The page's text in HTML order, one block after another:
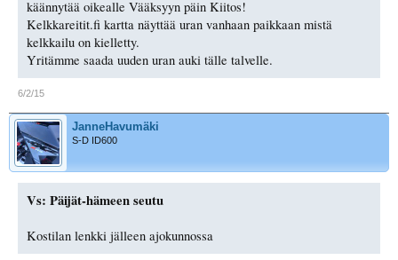
käännytää oikealle Vääksyyn päin Kiitos!
Kelkkareitit.fi kartta näyttää uran vanhaan paikkaan mistä
kelkkailu on kielletty.
Yritämme saada uuden uran auki tälle talvelle.
6/2/15
JanneHavumäki
S-D ID600
Vs: Päijät-hämeen seutu
Kostilan lenkki jälleen ajokunnossa